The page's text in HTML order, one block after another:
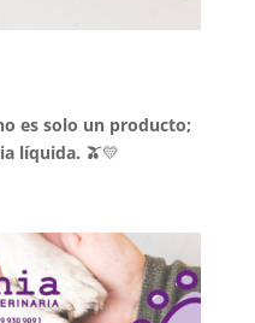
es solo un producto;
líquida. 🫒💛